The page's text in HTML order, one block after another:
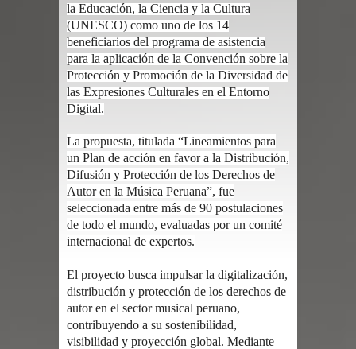
la Educación, la Ciencia y la Cultura
(UNESCO) como uno de los 14
beneficiarios del programa de asistencia
para la aplicación de la Convención sobre la
Protección y Promoción de la Diversidad de
las Expresiones Culturales en el Entorno
Digital.
La propuesta, titulada “Lineamientos para
un Plan de acción en favor a la Distribución,
Difusión y Protección de los Derechos de
Autor en la Música Peruana”, fue
seleccionada entre más de 90 postulaciones
de todo el mundo, evaluadas por un comité
internacional de expertos.
El proyecto busca impulsar la digitalización,
distribución y protección de los derechos de
autor en el sector musical peruano,
contribuyendo a su sostenibilidad,
visibilidad y proyección global. Mediante